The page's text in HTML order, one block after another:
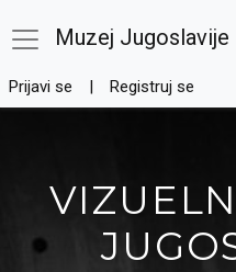
Muzej Jugoslavije
Prijavi se Registruj se